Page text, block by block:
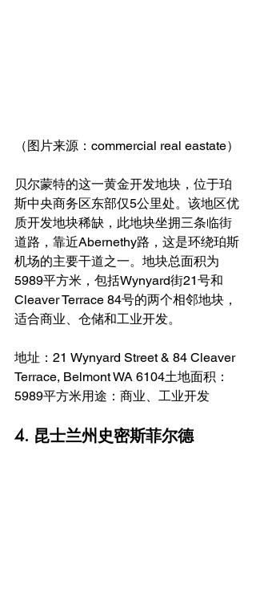
（图片来源：commercial real eastate）
贝尔蒙特的这一黄金开发地块，位于珀
斯中央商务区东部仅5公里处。该地区优
质开发地块稀缺，此地块坐拥三条临街
道路，靠近Abernethy路，这是环绕珀斯
机场的主要干道之一。地块总面积为
5989平方米，包括Wynyard街21号和
Cleaver Terrace 84号的两个相邻地块，
适合商业、仓储和工业开发。
地址：21 Wynyard Street & 84 Cleaver
Terrace, Belmont WA 6104土地面积：
5989平方米用途：商业、工业开发
4. 昆士兰州史密斯菲尔德